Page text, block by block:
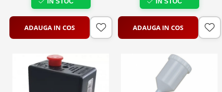
ADAUGA IN COS ADAUGA IN COS